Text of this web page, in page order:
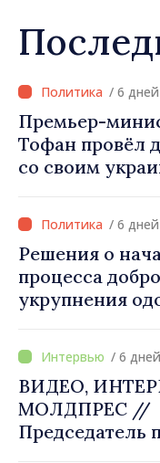
/ 6
Премьер-
Тофан провёл
со своим
Корецким:
государства
отношения,
доверии и
которые мы
конкретные
/ 6
Решения о
процесса
укрупнения
страны.
«Только через
примэрии мы
обеспечить
услуги и
/ 6
ВИДЕО,
МОЛДПРЕС //
Председатель